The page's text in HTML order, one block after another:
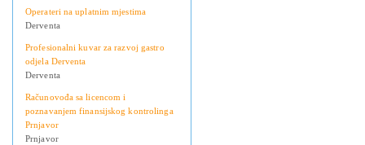
Operateri na uplatnim mjestima
Derventa
Profesionalni kuvar za razvoj gastro
odjela Derventa
Derventa
Računovođa sa licencom i
poznavanjem finansijskog kontrolinga
Prnjavor
Prnjavor